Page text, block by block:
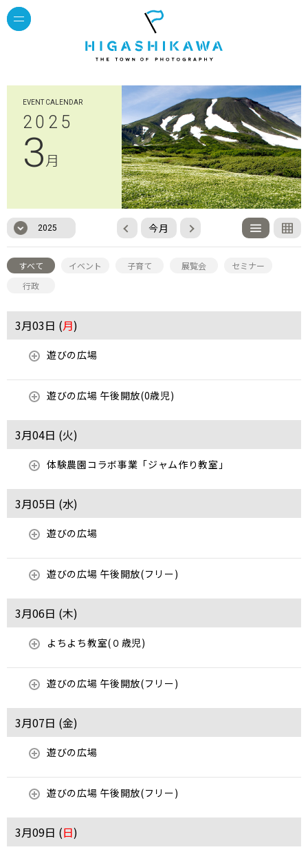
EVENT CALENDAR
2025
3月
2025 今月
すべて イベント 子育て 展覧会
セミナー
行政
3月03日 (月)
遊びの広場
遊びの広場 午後開放(0歳児)
3月04日 (火)
体験農園コラボ事業「ジャム作り教室」
3月05日 (水)
遊びの広場
遊びの広場 午後開放(フリー)
3月06日 (木)
よちよち教室(０歳児)
遊びの広場 午後開放(フリー)
3月07日 (金)
遊びの広場
遊びの広場 午後開放(フリー)
3月09日 (日)